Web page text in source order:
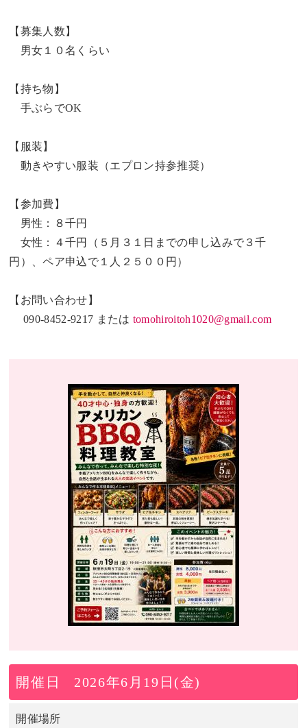
【募集人数】
男女１０名くらい
【持ち物】
手ぶらでOK
【服装】
動きやすい服装（エプロン持参推奨）
【参加費】
男性：８千円
女性：４千円（５月３１日までの申し込みで３千
円）、ペア申込で１人２５００円）
【お問い合わせ】
090-8452-9217 または tomohiroitoh1020@gmail.com
開催日 2026年6月19日(金)
開催場所